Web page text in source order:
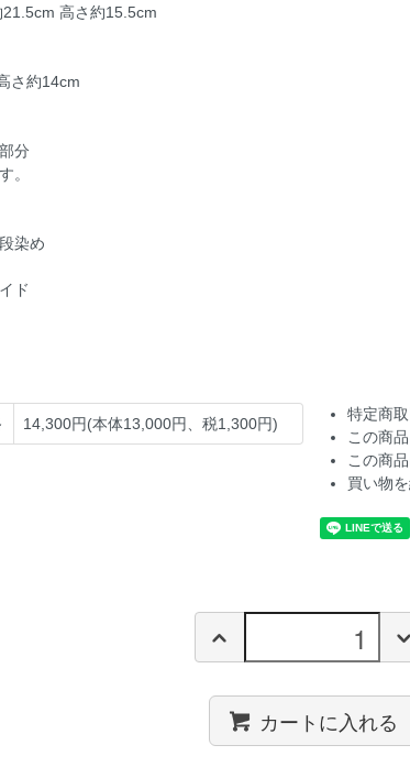
高さ約15.5cm
さ約14cm
分
。
染め
ド
14,300円(本体13,000円、税1,300円)
特定商
この商
この商
買い物
カートに入れる